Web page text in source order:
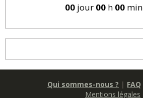
00 jour 00 h 00 min
Qui sommes-nous ? | FAQ
Mentions légales